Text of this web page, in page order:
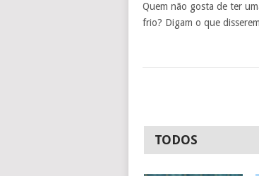
Quem não gosta de ter
frio? Digam o que
ARTIGOS
TODOS